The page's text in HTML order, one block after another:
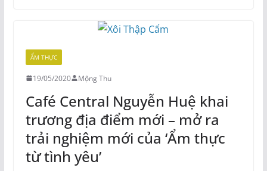
ẨM THỰC
19/05/2020 Mộng Thu
Café Central Nguyễn Huệ khai
trương địa điểm mới – mở ra
trải nghiệm mới của ‘Ẩm thực
từ tình yêu’